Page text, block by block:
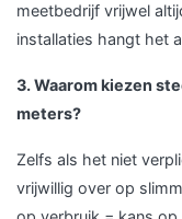
meetbedrijf vrijwel
installaties hangt het
3. Waarom kiezen
meters?
Zelfs als het niet
vrijwillig over op